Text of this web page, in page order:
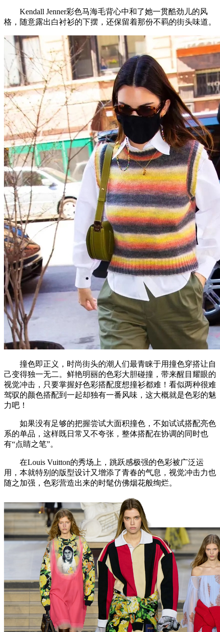
Kendall Jenner彩色马海毛背心中和了她一贯酷劲儿的风
格，随意露出白衬衫的下摆，还保留着那份不羁的街头味道。
撞色即正义，时尚街头的潮人们最青睐于用撞色穿搭让自
己变得独一无二。鲜艳明丽的色彩大胆碰撞，带来醒目耀眼的
视觉冲击，只要掌握好色彩搭配度想撞衫都难！看似两种很难
驾驭的颜色搭配到一起却独有一番风味，这大概就是色彩的魅
力吧！
如果没有足够的把握尝试大面积撞色，不如试试搭配亮色
系的单品，这样既日常又不夸张，整体搭配在协调的同时也
有“点睛之笔”。
在Louis Vuitton的秀场上，跳跃感极强的色彩被广泛运
用，本就特别的版型设计又增添了青春的气息，视觉冲击力也
随之加强，色彩营造出来的时髦仿佛烟花般绚烂。